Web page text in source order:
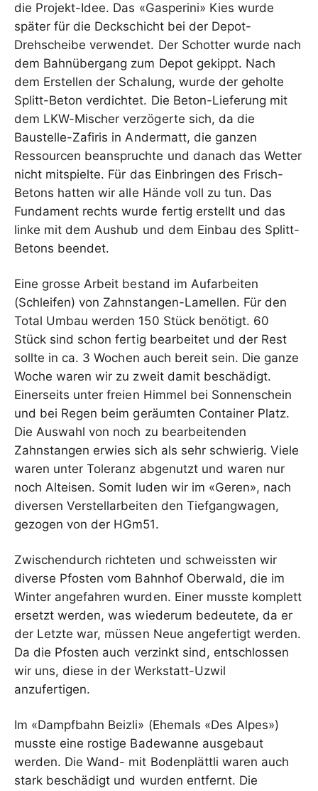
die Projekt-Idee. Das «Gasperini» Kies wurde
später für die Deckschicht bei der Depot-
Drehscheibe verwendet. Der Schotter wurde nach
dem Bahnübergang zum Depot gekippt. Nach
dem Erstellen der Schalung, wurde der geholte
Splitt-Beton verdichtet. Die Beton-Lieferung mit
dem LKW-Mischer verzögerte sich, da die
Baustelle-Zafiris in Andermatt, die ganzen
Ressourcen beanspruchte und danach das Wetter
nicht mitspielte. Für das Einbringen des Frisch-
Betons hatten wir alle Hände voll zu tun. Das
Fundament rechts wurde fertig erstellt und das
linke mit dem Aushub und dem Einbau des Splitt-
Betons beendet.
Eine grosse Arbeit bestand im Aufarbeiten
(Schleifen) von Zahnstangen-Lamellen. Für den
Total Umbau werden 150 Stück benötigt. 60
Stück sind schon fertig bearbeitet und der Rest
sollte in ca. 3 Wochen auch bereit sein. Die ganze
Woche waren wir zu zweit damit beschädigt.
Einerseits unter freien Himmel bei Sonnenschein
und bei Regen beim geräumten Container Platz.
Die Auswahl von noch zu bearbeitenden
Zahnstangen erwies sich als sehr schwierig. Viele
waren unter Toleranz abgenutzt und waren nur
noch Alteisen. Somit luden wir im «Geren», nach
diversen Verstellarbeiten den Tiefgangwagen,
gezogen von der HGm51.
Zwischendurch richteten und schweissten wir
diverse Pfosten vom Bahnhof Oberwald, die im
Winter angefahren wurden. Einer musste komplett
ersetzt werden, was wiederum bedeutete, da er
der Letzte war, müssen Neue angefertigt werden.
Da die Pfosten auch verzinkt sind, entschlossen
wir uns, diese in der Werkstatt-Uzwil
anzufertigen.
Im «Dampfbahn Beizli» (Ehemals «Des Alpes»)
musste eine rostige Badewanne ausgebaut
werden. Die Wand- mit Bodenplättli waren auch
stark beschädigt und wurden entfernt. Die